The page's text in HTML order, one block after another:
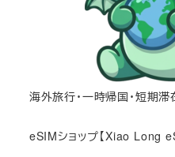
海外旅行・一時帰国・短期滞
eSIMショップ【Xiao Long